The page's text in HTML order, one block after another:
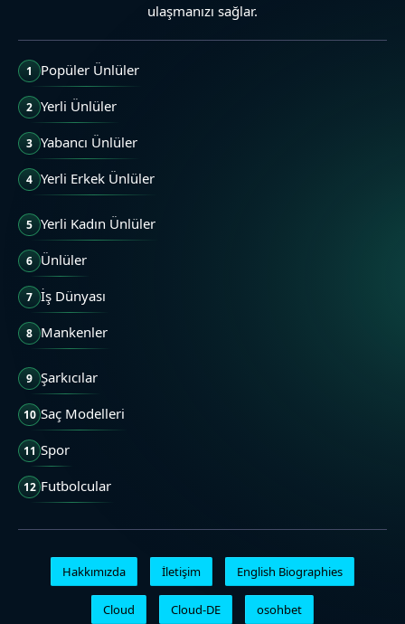
ulaşmanızı sağlar.
1 Popüler Ünlüler
2 Yerli Ünlüler
3 Yabancı Ünlüler
4 Yerli Erkek Ünlüler
5 Yerli Kadın Ünlüler
6 Ünlüler
7 İş Dünyası
8 Mankenler
9 Şarkıcılar
10 Saç Modelleri
11 Spor
12 Futbolcular
Hakkımızda İletişim English Biographies
Cloud Cloud-DE osohbet